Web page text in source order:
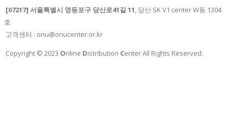
[07217] 서울특별시 영등포구 당산로41길 11, 당산 SK V1 center W동 1304
호
고객센터 : onu@onucenter.or.kr
Copyright © 2023 Online Distribution Center All Rights Reserved.